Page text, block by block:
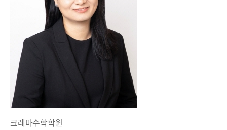
크레마수학학원